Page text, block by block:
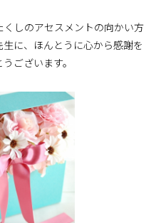
しのアセスメントの向かい方
に、ほんとうに心から感謝を
ございます。